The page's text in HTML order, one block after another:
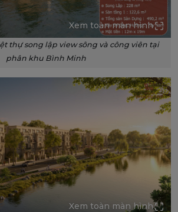
Xem toàn màn hình
thự song lập view sông và công viên tại
phân khu Bình Minh
Xem toàn màn hình